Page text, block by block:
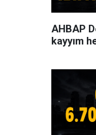
AHBAP
kayyım